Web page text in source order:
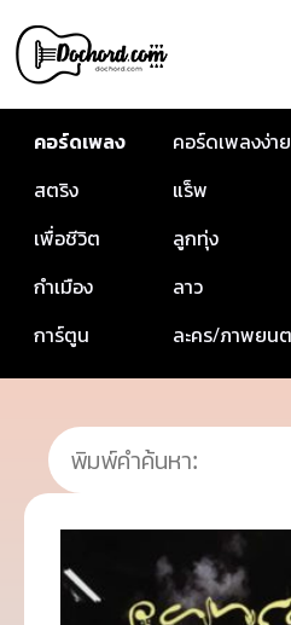
คอร์ดเพลง คอร์ดเพลงง่า
สตริง
แร็พ
เพื่อชีวิต
ลูกทุ่ง
กำเมือง
ลาว
การ์ตูน
ละคร/ภาพยน